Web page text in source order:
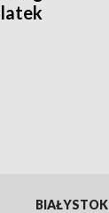
BIAŁYSTOK